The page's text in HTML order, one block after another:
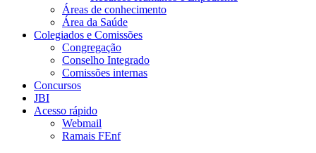
Áreas de conhecimento
Área da Saúde
Colegiados e Comissões
Congregação
Conselho Integrado
Comissões internas
Concursos
JBI
Acesso rápido
Webmail
Ramais FEnf